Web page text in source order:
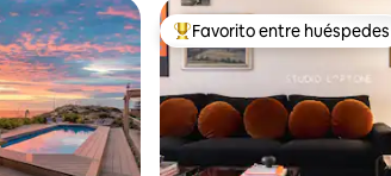
Favorito entre huéspedes
Favorito entre huéspedes